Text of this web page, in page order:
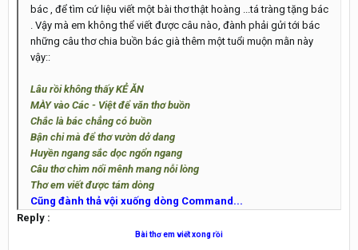
bác , để tìm cứ liệu viết một bài thơ thật hoàng ...tá tràng tặng bác
. Vậy mà em không thể viết được câu nào, đành phải gửi tới bác
những câu thơ chia buồn bác già thêm một tuổi muộn mằn này
vậy::
Lâu rồi không thấy KẺ ĂN
MÀY vào Các - Việt để văn thơ buồn
Chắc là bác chẳng có buồn
Bận chi mà để thơ vườn dở dang
Huyền ngang sắc dọc ngổn ngang
Câu thơ chìm nổi mênh mang nỗi lòng
Thơ em viết được tám dòng
Cũng đành thả vội xuống dòng Command...
Reply :
Bài thơ em viết xong rồi